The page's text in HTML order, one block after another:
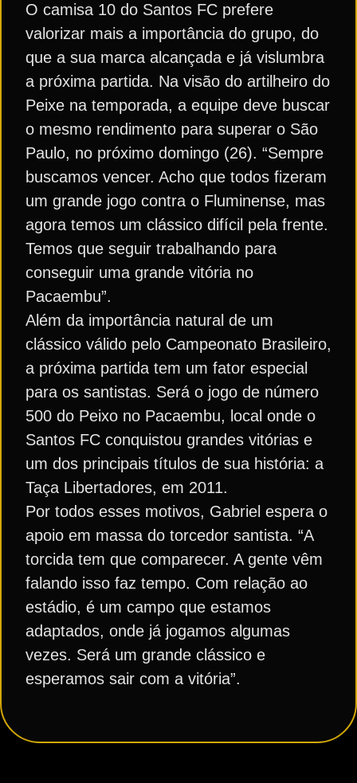
O camisa 10 do Santos FC prefere
valorizar mais a importância do grupo, do
que a sua marca alcançada e já vislumbra
a próxima partida. Na visão do artilheiro do
Peixe na temporada, a equipe deve buscar
o mesmo rendimento para superar o São
Paulo, no próximo domingo (26). “Sempre
buscamos vencer. Acho que todos fizeram
um grande jogo contra o Fluminense, mas
agora temos um clássico difícil pela frente.
Temos que seguir trabalhando para
conseguir uma grande vitória no
Pacaembu”.
Além da importância natural de um
clássico válido pelo Campeonato Brasileiro,
a próxima partida tem um fator especial
para os santistas. Será o jogo de número
500 do Peixo no Pacaembu, local onde o
Santos FC conquistou grandes vitórias e
um dos principais títulos de sua história: a
Taça Libertadores, em 2011.
Por todos esses motivos, Gabriel espera o
apoio em massa do torcedor santista. “A
torcida tem que comparecer. A gente vêm
falando isso faz tempo. Com relação ao
estádio, é um campo que estamos
adaptados, onde já jogamos algumas
vezes. Será um grande clássico e
esperamos sair com a vitória”.